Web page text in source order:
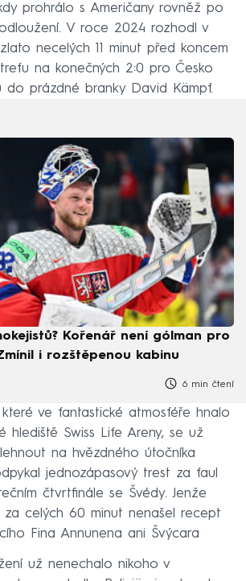
prohrálo s Američany rovněž po
V roce 2024 rozhodl v
necelých 11 minut před koncem
na konečných 2:0 pro Česko
do prázdné branky David Kämpf.
Kořenář není gólman pro
i rozštěpenou kabinu
6 min čtení
které ve fantastické atmosféře hnalo
hlediště Swiss Life Areny, se už
na hvězdného útočníka
jednozápasový trest za faul
čtvrtfinále se Švédy. Jenže
za celých 60 minut nenašel recept
Fina Annunena ani Švýcara
už nenechalo nikoho v